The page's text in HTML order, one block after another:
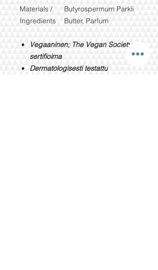
Materials /
Ingredients
Butyrospermum Parkii
Butter, Parfum
Vegaaninen; The Vegan Societyn
sertifioima
Dermatologisesti testattu